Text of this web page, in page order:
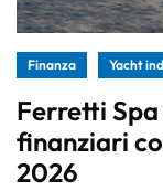
Finanza Yacht
Ferretti
finanziari
2026